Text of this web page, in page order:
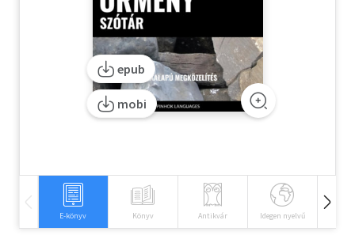
Szótár, nyelvkönyv
Tankönyv, segédkönyv
Társadalomtudomány
Természettudomány
Vallás
epub
mobi
E-könyv Könyv Antikvár Idegen nyelvű